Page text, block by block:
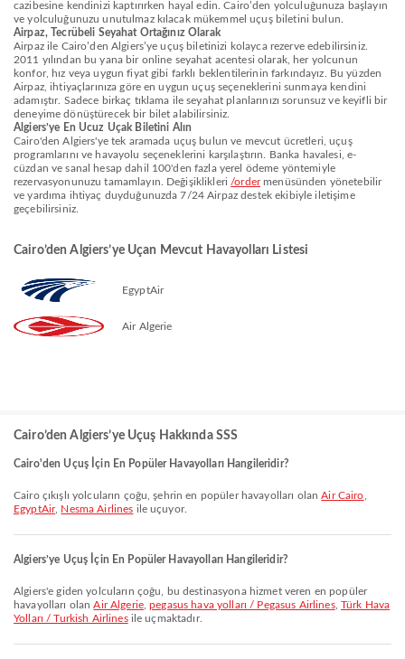
cazibesine kendinizi kaptırırken hayal edin. Cairo’den yolculuğunuza başlayın
ve yolculuğunuzu unutulmaz kılacak mükemmel uçuş biletini bulun.
Airpaz, Tecrübeli Seyahat Ortağınız Olarak
Airpaz ile Cairo’den Algiers’ye uçuş biletinizi kolayca rezerve edebilirsiniz.
2011 yılından bu yana bir online seyahat acentesi olarak, her yolcunun
konfor, hız veya uygun fiyat gibi farklı beklentilerinin farkındayız. Bu yüzden
Airpaz, ihtiyaçlarınıza göre en uygun uçuş seçeneklerini sunmaya kendini
adamıştır. Sadece birkaç tıklama ile seyahat planlarınızı sorunsuz ve keyifli bir
deneyime dönüştürecek bir bilet alabilirsiniz.
Algiers’ye En Ucuz Uçak Biletini Alın
Cairo'den Algiers'ye tek aramada uçuş bulun ve mevcut ücretleri, uçuş
programlarını ve havayolu seçeneklerini karşılaştırın. Banka havalesi, e-
cüzdan ve sanal hesap dahil 100'den fazla yerel ödeme yöntemiyle
rezervasyonunuzu tamamlayın. Değişiklikleri /ordermenüsünden yönetebilir
ve yardıma ihtiyaç duyduğunuzda 7/24 Airpaz destek ekibiyle iletişime
geçebilirsiniz.
Cairo’den Algiers’ye Uçan Mevcut Havayolları Listesi
EgyptAir
Air Algerie
Cairo’den Algiers’ye Uçuş Hakkında SSS
Cairo'den Uçuş İçin En Popüler Havayolları Hangileridir?
Cairo çıkışlı yolcuların çoğu, şehrin en popüler havayolları olanAir Cairo
EgyptAir, Nesma Airlines ile uçuyor.
Algiers’ye Uçuş İçin En Popüler Havayolları Hangileridir?
Algiers'e giden yolcuların çoğu, bu destinasyona hizmet veren en popüler
havayolları olanAir Algerie,pegasus hava yolları / Pegasus Airlines, Türk Hava
Yolları / Turkish Airlinesile uçmaktadır.